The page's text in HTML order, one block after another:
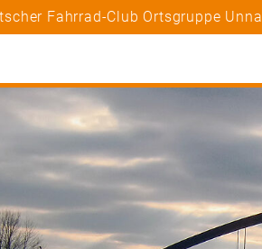
Fahrrad-Club Ortsgruppe Unna